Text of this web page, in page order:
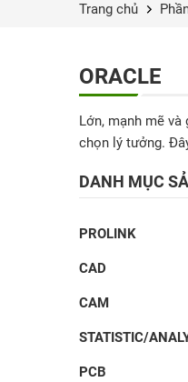
Trang chủ
ORACLE
Lớn, mạnh mẽ
chọn lý tưởng.
DANH MỤC
PROLINK
CAD
CAM
STATISTIC/
PCB